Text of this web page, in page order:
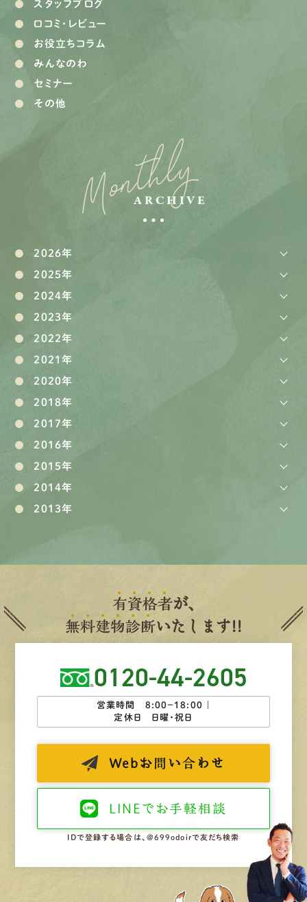
スタッフブログ
口コミ・レビュー
お役立ちコラム
みんなのわ
セミナー
その他
Monthly
ARCHIVE
2026年
2025年
2024年
2023年
2022年
2021年
2020年
2018年
2017年
2016年
2015年
2014年
2013年
有資格者が、
無料建物診断いたします!!
0120-44-2605
営業時間 8:00−18:00 ｜
定休日 日曜・祝日
Web お問い合わせ
LINEで お手軽相談
IDで登録する場合は、@699odoirで友だち検索